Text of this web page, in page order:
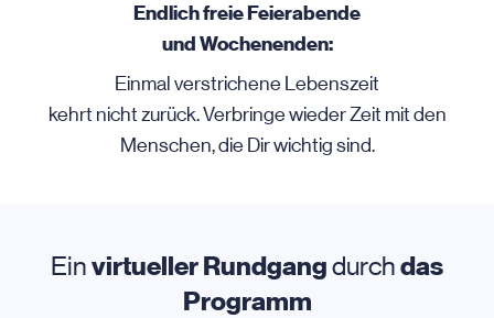
Endlich freie Feierabende
und Wochenenden:
Einmal verstrichene Lebenszeit
kehrt nicht zurück. Verbringe wieder Zeit mit den
Menschen, die Dir wichtig sind.
Einvirtueller Rundgangdurchdas
Programm